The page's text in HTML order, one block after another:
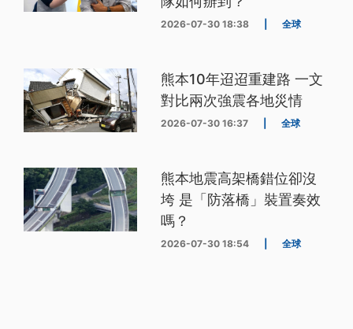
2026-07-30 18:38 全球
熊本10年迢迢重建路 一文
對比兩次強震各地災情
2026-07-30 16:37 全球
熊本地震高架橋錯位卻沒
垮 是「防落橋」裝置奏效
嗎？
2026-07-30 18:54 全球